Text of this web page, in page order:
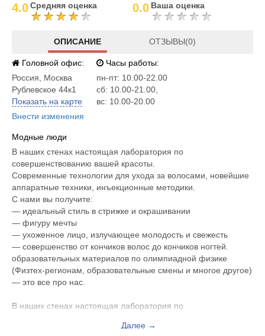
4.0Средняя оценка 0.0 Ваша оценка
ОПИСАНИЕ ОТЗЫВЫ(0)
Головной офис:
Россия
Москва
Рублевское 44к1
Показать на карте
Внести изменения
Часы работы:
пн-пт: 10.00-22.00
сб: 10.00-21.00,
вс: 10.00-20.00
Модные люди
В наших стенах настоящая лаборатория по
совершенствованию вашей красоты.
Современные технологии для ухода за волосами, новейшие
аппаратные техники, инъекционные методики.
С нами вы получите:
— идеальный стиль в стрижке и окрашивании
— фигуру мечты
— ухоженное лицо, излучающее молодость и свежесть
— совершенство от кончиков волос до кончиков ногтей.
образовательных материалов по олимпиадной физике
(Физтех-регионам, образовательные смены и многое другое)
— это все про нас.
В наших стенах настоящая лаборатория по
Далее →